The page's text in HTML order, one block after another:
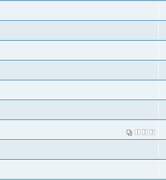
1 2 3